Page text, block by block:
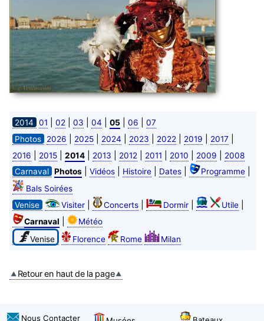
2014 01 02 03 04 05 06
07
Photos
2026 2025| 2024 2023 2022 2019 2017
2016 2015| 2014| 2013 2012 2011 2010 2009
2008
Carnaval Photos| Vidéos| Histoire| Dates| Programme|
Bals Soirées
Venise
Visiter| Concerts| Dormir| Utile|
Carnaval
Météo
Venise
Florence Rome Milan
Retour en haut de la page
Nous Contacter